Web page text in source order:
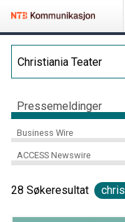
Pressemeldinger
Business Wire
ACCESS Newswire
28 Søkeresultat